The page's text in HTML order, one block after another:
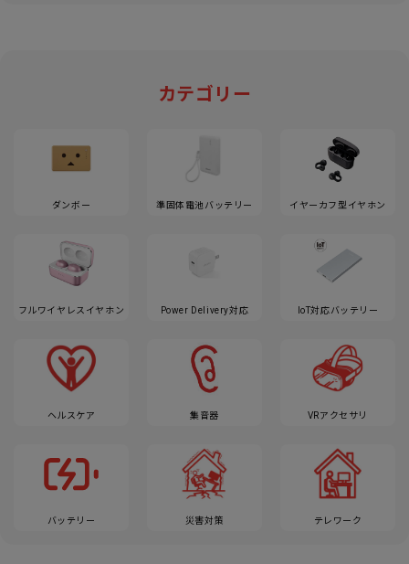
カテゴリー
ダンボー 準固体電池バッテリー イヤーカフ型イヤホン
フルワイヤレスイヤホン Power Delivery対応 IoT対応バッテリー
ヘルスケア 集音器 VRアクセサリ
バッテリー 災害対策 テレワーク